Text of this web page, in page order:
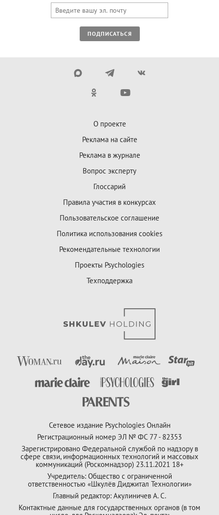
ПОДПИСАТЬСЯ
О проекте
Реклама на сайте
Реклама в журнале
Вопрос эксперту
Глоссарий
Правила участия в конкурсах
Пользовательское соглашение
Политика использования cookies
Рекомендательные технологии
Проекты Psychologies
Техподдержка
Сетевое издание Psychologies Онлайн
Регистрационный номер ЭЛ № ФС 77 - 82353
Зарегистрировано Федеральной службой по надзору в
сфере связи, информационных технологий и массовых
коммуникаций (Роскомнадзор) 23.11.2021 18+
Учредитель: Общество с ограниченной
ответственностью «Шкулёв Диджитал Технологии»
Главный редактор: Акулиничев А. С.
Контактные данные для государственных органов (в том